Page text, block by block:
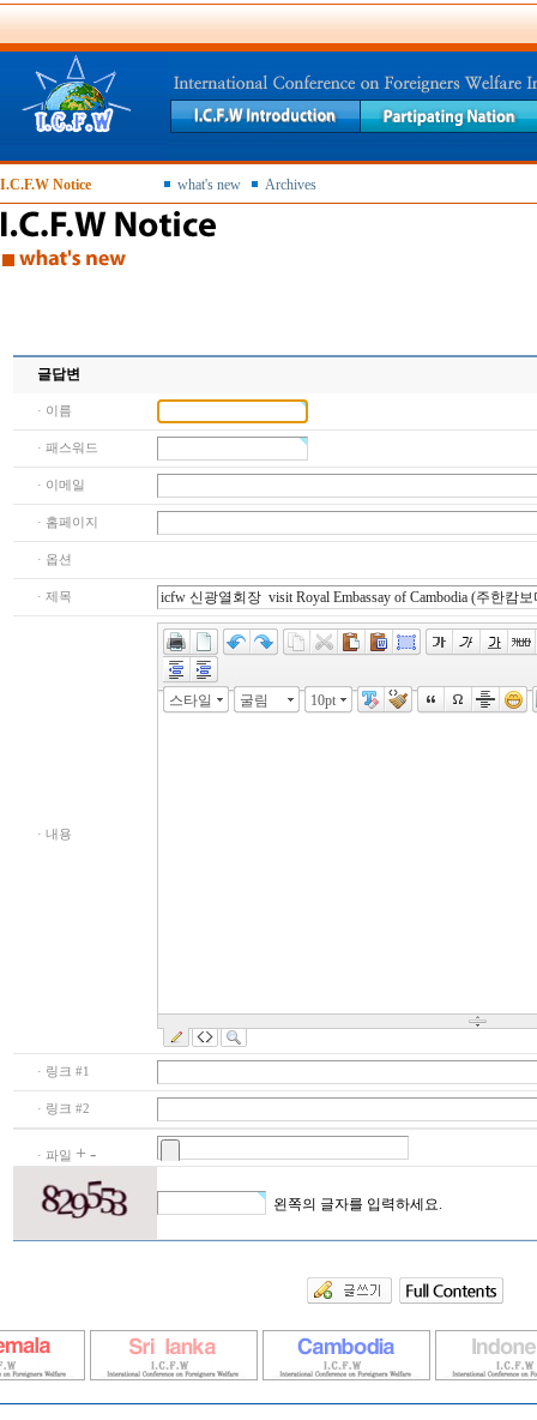
I.C.F.W Notice what's new Archives
글답변
· 이름
· 패스워드
· 이메일
· 홈페이지
· 옵션
· 제목
· 내용
스타일 굴림 10pt
· 링크 #1
· 링크 #2
· 파일 + -
왼쪽의 글자를 입력하세요.